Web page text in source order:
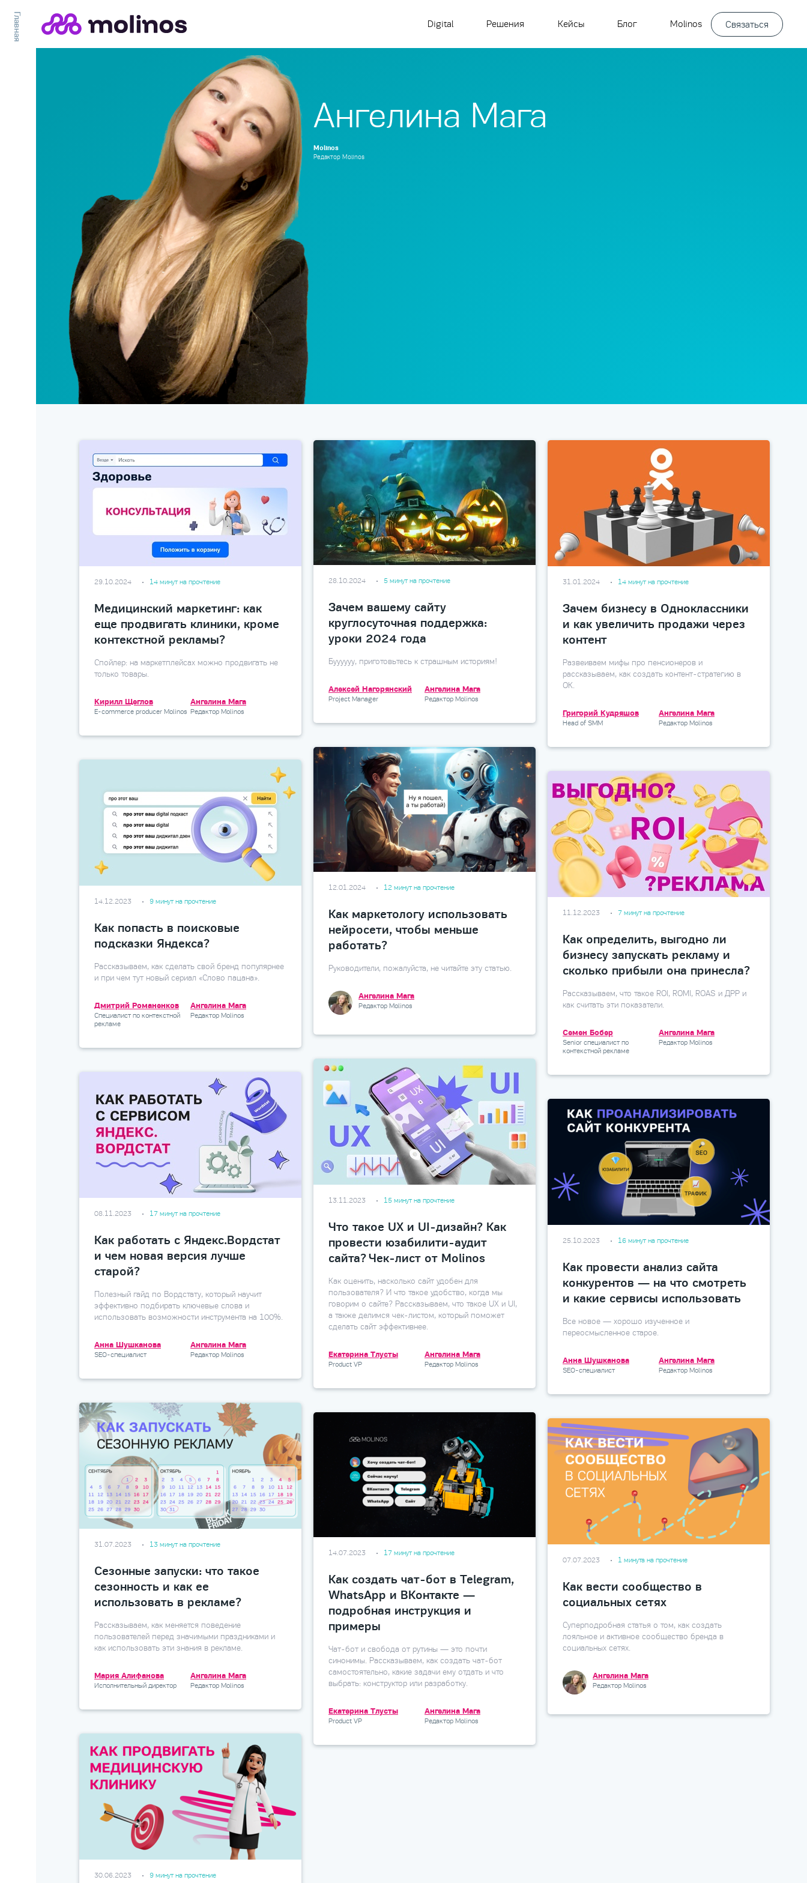
Главная Digital Решения Кейсы Блог Molinos Связаться
Ангелина Мага
Molinos
Редактор Molinos
29.10.2024 14 минут на прочтение
Медицинский маркетинг: как
еще продвигать клиники, кроме
контекстной рекламы?
Спойлер: на маркетплейсах можно продвигать не
только товары.
Кирилл Щеглов
E-commerce producer Molinos
Ангелина Мага
Редактор Molinos
28.10.2024 5 минут на прочтение
Зачем вашему сайту
круглосуточная поддержка:
уроки 2024 года
Буууууу, приготовьтесь к страшным историям!
Алексей Нагорянский
Project Manager
Ангелина Мага
Редактор Molinos
31.01.2024 14 минут на прочтение
Зачем бизнесу в Одноклассники
и как увеличить продажи через
контент
Развеиваем мифы про пенсионеров и
рассказываем, как создать контент-стратегию в
ОК.
Григорий Кудряшов
Head of SMM
Ангелина Мага
Редактор Molinos
12.01.2024 12 минут на прочтение
Как маркетологу использовать
нейросети, чтобы меньше
работать?
Руководители, пожалуйста, не читайте эту статью.
Ангелина Мага
Редактор Molinos
14.12.2023 9 минут на прочтение
Как попасть в поисковые
подсказки Яндекса?
Рассказываем, как сделать свой бренд популярнее
и при чем тут новый сериал «Слово пацана».
Дмитрий Романенков
Специалист по контекстной
рекламе
Ангелина Мага
Редактор Molinos
11.12.2023 7 минут на прочтение
Как определить, выгодно ли
бизнесу запускать рекламу и
сколько прибыли она принесла?
Рассказываем, что такое ROI, ROMI, ROAS и ДРР и
как считать эти показатели.
Семен Бобер
Senior специалист по
контекстной рекламе
Ангелина Мага
Редактор Molinos
13.11.2023 15 минут на прочтение
Что такое UX и UI-дизайн? Как
провести юзабилити-аудит
сайта? Чек-лист от Molinos
Как оценить, насколько сайт удобен для
пользователя? И что такое удобство, когда мы
говорим о сайте? Рассказываем, что такое UX и UI,
а также делимся чек-листом, который поможет
сделать сайт эффективнее.
Екатерина Тлусты
Product VP
Ангелина Мага
Редактор Molinos
08.11.2023 17 минут на прочтение
Как работать с Яндекс.Вордстат
и чем новая версия лучше
старой?
Полезный гайд по Вордстату, который научит
эффективно подбирать ключевые слова и
использовать возможности инструмента на 100%.
Анна Шушканова
SEO-специалист
Ангелина Мага
Редактор Molinos
25.10.2023 16 минут на прочтение
Как провести анализ сайта
конкурентов — на что смотреть
и какие сервисы использовать
Все новое — хорошо изученное и
переосмысленное старое.
Анна Шушканова
SEO-специалист
Ангелина Мага
Редактор Molinos
31.07.2023 13 минут на прочтение
Сезонные запуски: что такое
сезонность и как ее
использовать в рекламе?
Рассказываем, как меняется поведение
пользователей перед значимыми праздниками и
как использовать эти знания в рекламе.
Мария Алифанова
Исполнительный директор
Ангелина Мага
Редактор Molinos
14.07.2023 17 минут на прочтение
Как создать чат-бот в Telegram,
WhatsApp и ВКонтакте —
подробная инструкция и
примеры
Чат-бот и свобода от рутины — это почти
синонимы. Рассказываем, как создать чат-бот
самостоятельно, какие задачи ему отдать и что
выбрать: конструктор или разработку.
Екатерина Тлусты
Product VP
Ангелина Мага
Редактор Molinos
07.07.2023 1 минута на прочтение
Как вести сообщество в
социальных сетях
Суперподробная статья о том, как создать
лояльное и активное сообщество бренда в
социальных сетях.
Ангелина Мага
Редактор Molinos
30.06.2023 9 минут на прочтение